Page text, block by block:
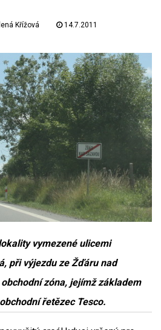
Křížová 14.7.2011
vymezené ulicemi
při výjezdu ze Žďáru nad
zóna, jejímž základem
řetězec Tesco.